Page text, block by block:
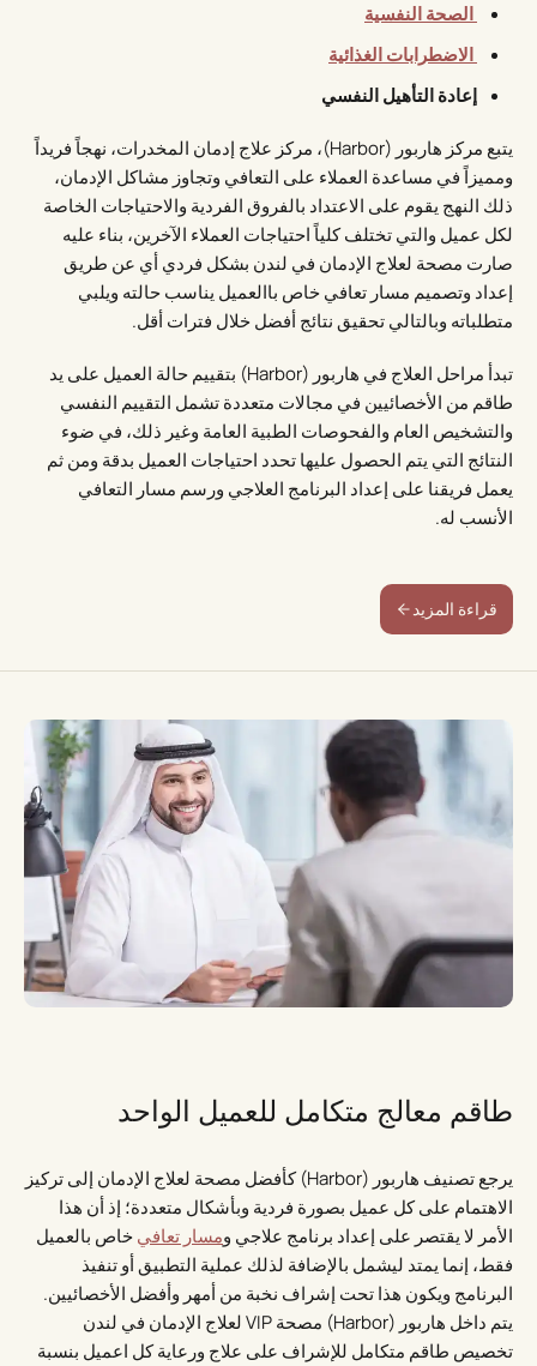
الصحة النفسية
الاضطرابات الغذائية
إعادة التأهيل النفسي
يتبع مركز هاربور (Harbor)، مركز علاج إدمان المخدرات، نهجاً فريداً
ومميزاً في مساعدة العملاء على التعافي وتجاوز مشاكل الإدمان،
ذلك النهج يقوم على الاعتداد بالفروق الفردية والاحتياجات الخاصة
لكل عميل والتي تختلف كلياً احتياجات العملاء الآخرين، بناء عليه
صارت مصحة لعلاج الإدمان في لندن بشكل فردي أي عن طريق
إعداد وتصميم مسار تعافي خاص باالعميل يناسب حالته ويلبي
متطلباته وبالتالي تحقيق نتائج أفضل خلال فترات أقل.
تبدأ مراحل العلاج في هاربور (Harbor) بتقييم حالة العميل على يد
طاقم من الأخصائيين في مجالات متعددة تشمل التقييم النفسي
والتشخيص العام والفحوصات الطبية العامة وغير ذلك، في ضوء
النتائج التي يتم الحصول عليها تحدد احتياجات العميل بدقة ومن ثم
يعمل فريقنا على إعداد البرنامج العلاجي ورسم مسار التعافي
الأنسب له.
قراءة المزيد
طاقم معالج متكامل للعميل الواحد
يرجع تصنيف هاربور (Harbor) كأفضل مصحة لعلاج الإدمان إلى تركيز
الاهتمام على كل عميل بصورة فردية وبأشكال متعددة؛ إذ أن هذا
الأمر لا يقتصر على إعداد برنامج علاجي ومسار تعافيخاص بالعميل
فقط، إنما يمتد ليشمل بالإضافة لذلك عملية التطبيق أو تنفيذ
البرنامج ويكون هذا تحت إشراف نخبة من أمهر وأفضل الأخصائيين.
يتم داخل هاربور (Harbor) مصحة VIP لعلاج الإدمان في لندن
تخصيص طاقم متكامل للإشراف على علاج ورعاية كل اعميل بنسبة